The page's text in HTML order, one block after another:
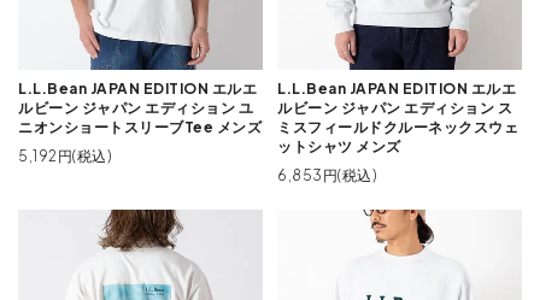
L.L.Bean JAPAN EDITION エルエ
ルビーン ジャパン エディション ユ
ニオンショートスリーブTee メンズ
5,192円(税込)
L.L.Bean JAPAN EDITION エルエ
ルビーン ジャパン エディション ス
ミスフィールドクルーネックスウェ
ットシャツ メンズ
6,853円(税込)